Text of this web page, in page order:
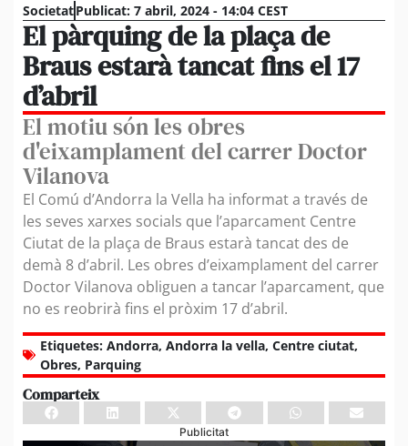
SocietatPublicat: 7 abril, 2024 - 14:04 CEST
El pàrquing de la plaça de
Braus estarà tancat fins el 17
d’abril
El motiu són les obres
d'eixamplament del carrer Doctor
Vilanova
El Comú d’Andorra la Vella ha informat a través de
les seves xarxes socials que l’aparcament Centre
Ciutat de la plaça de Braus estarà tancat des de
demà 8 d’abril. Les obres d’eixamplament del carrer
Doctor Vilanova obliguen a tancar l’aparcament, que
no es reobrirà fins el pròxim 17 d’abril.
Etiquetes: Andorra, Andorra la vella, Centre ciutat,
Obres, Parquing
Comparteix
Publicitat